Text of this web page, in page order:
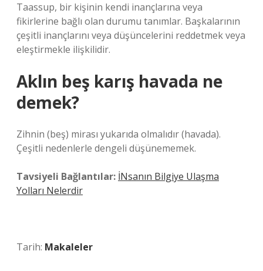
Taassup, bir kişinin kendi inançlarına veya
fikirlerine bağlı olan durumu tanımlar. Başkalarının
çeşitli inançlarını veya düşüncelerini reddetmek veya
eleştirmekle ilişkilidir.
Aklın beş karış havada ne
demek?
Zihnin (beş) mirası yukarıda olmalıdır (havada).
Çeşitli nedenlerle dengeli düşünememek.
Tavsiyeli Bağlantılar: İNsanın Bilgiye Ulaşma
Yolları Nelerdir
Tarih: Makaleler